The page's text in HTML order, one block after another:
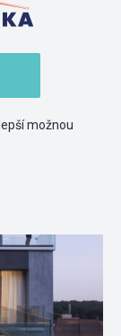
možnou